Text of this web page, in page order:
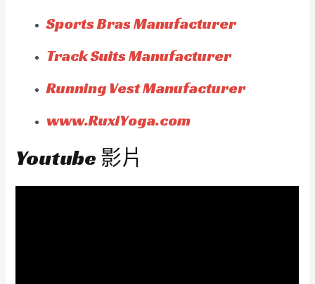
Sports Bras Manufacturer
Track Suits Manufacturer
Running Vest Manufacturer
www.RuxiYoga.com
Youtube 影片